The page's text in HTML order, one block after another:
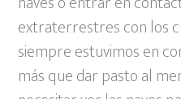
extraterrestres con los
siempre estuvimos en
más que dar pasto al